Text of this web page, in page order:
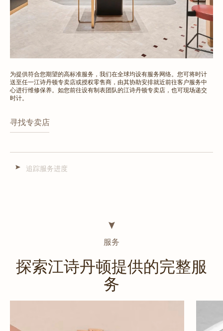
为提供符合您期望的高标准服务，我们在全球均设有服务网络。您可将时计
送至任一江诗丹顿专卖店或授权零售商，由其协助安排就近前往客户服务中
心进行维修保养。如您前往设有制表团队的江诗丹顿专卖店，也可现场递交
时计。
寻找专卖店
追踪服务进度
服务
探索江诗丹顿提供的完整服
务